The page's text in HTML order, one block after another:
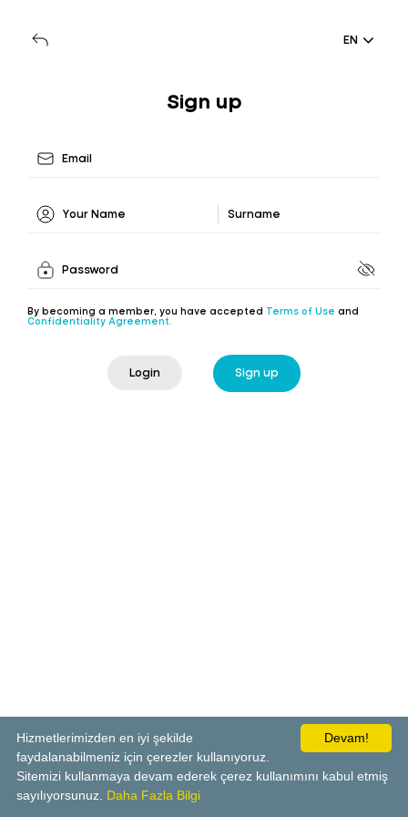
EN
Sign up
By becoming a member, you have accepted Terms of Use and
Confidentiality Agreement.
Login Sign up
Devam!
Hizmetlerimizden en iyi şekilde
faydalanabilmeniz için çerezler kullanıyoruz.
Sitemizi kullanmaya devam ederek çerez kullanımını kabul etmiş
sayılıyorsunuz. Daha Fazla Bilgi